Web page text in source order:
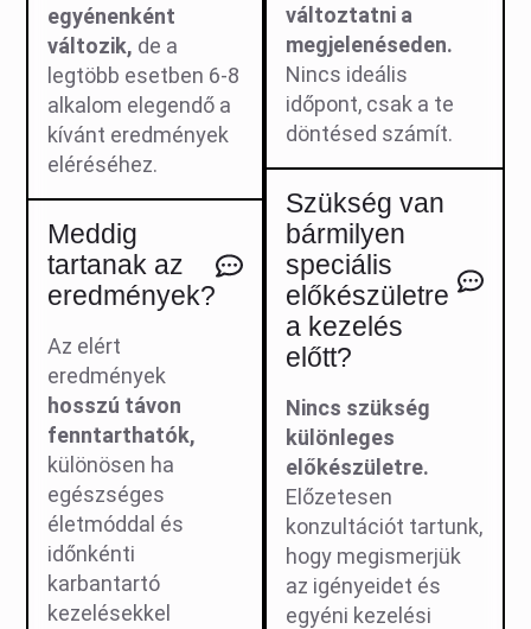
egyénenként
változik, de a
legtöbb esetben 6-8
alkalom elegendő a
kívánt eredmények
eléréséhez.
Meddig
tartanak az
eredmények?
Az elért
eredmények
hosszú távon
fenntarthatók,
különösen ha
egészséges
életmóddal és
időnkénti
karbantartó
kezelésekkel
változtatni a
megjelenéseden.
Nincs ideális
időpont, csak a te
döntésed számít.
Szükség van
bármilyen
speciális
előkészületre
a kezelés
előtt?
Nincs szükség
különleges
előkészületre.
Előzetesen
konzultációt tartunk,
hogy megismerjük
az igényeidet és
egyéni kezelési